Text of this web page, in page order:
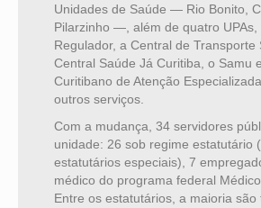
Unidades de Saúde — Rio Bonito,
Pilarzinho —, além de quatro UPAs,
Regulador, a Central de Transporte
Central Saúde Já Curitiba, o Samu
Curitibano de Atenção
outros serviços.
Com a mudança, 34 servidores
unidade: 26 sob regime estatutário
estatutários especiais), 7
médico do programa federal
Entre os estatutários, a maioria são